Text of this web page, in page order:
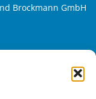
Brockmann GmbH